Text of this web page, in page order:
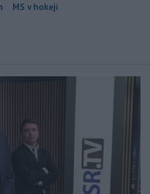
MS v hokeji